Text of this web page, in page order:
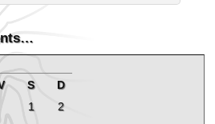
S
D
1
2